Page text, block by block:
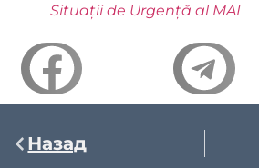
Situații de Urgență al MAI
Назад